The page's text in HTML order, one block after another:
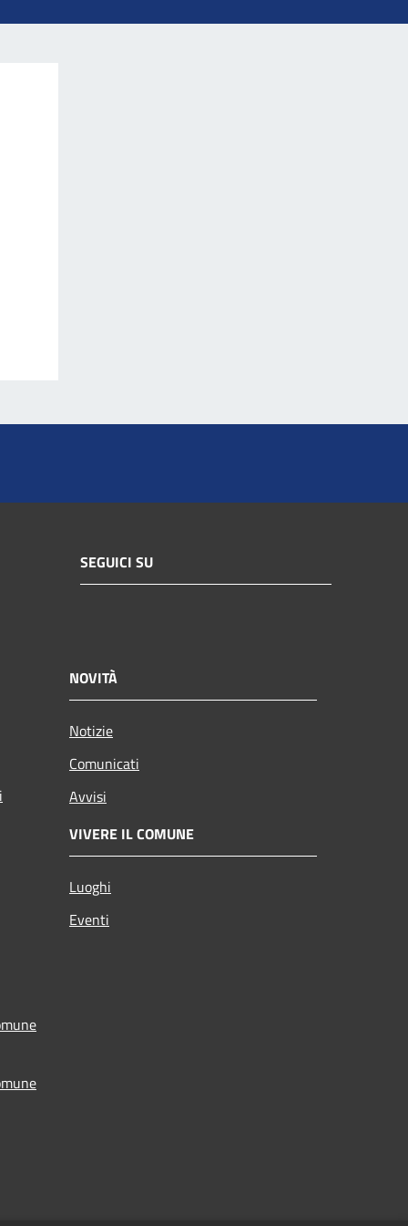
SEGUICI SU
NOVITÀ
Notizie
Comunicati
Avvisi
VIVERE IL COMUNE
Luoghi
Eventi